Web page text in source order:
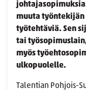
muuta työntekijän
työtehtäviä. Sen
tai
myös
ulkopuolelle.
Talentian Pohjois-